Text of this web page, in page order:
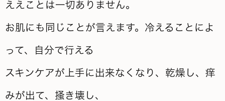
ええことは一切ありません。
お肌にも同じことが言えます。冷えることによ
って、自分で行える
スキンケアが上手に出来なくなり、乾燥し、痒
みが出て、掻き壊し、